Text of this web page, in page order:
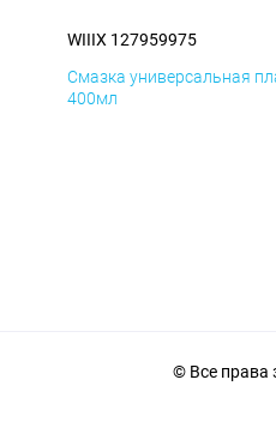
WIIIX 127959975
Смазка универсальная
400мл
© Все